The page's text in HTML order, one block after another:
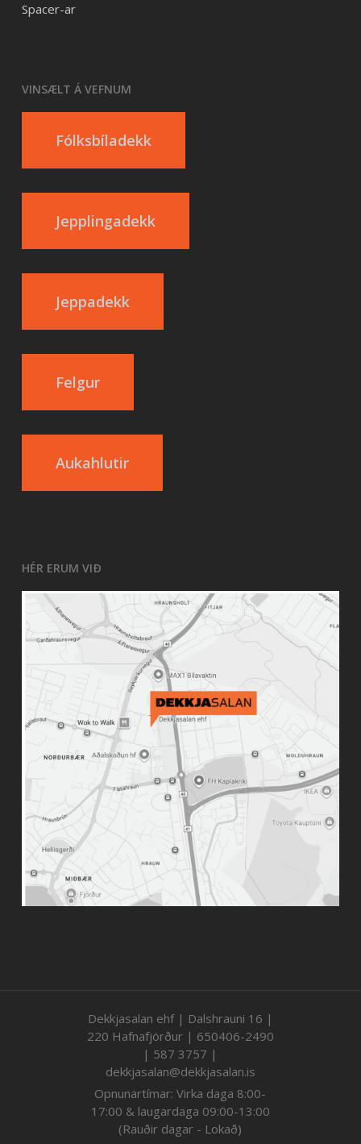
Spacer-ar
VINSÆLT Á VEFNUM
Fólksbíladekk
Jepplingadekk
Jeppadekk
Felgur
Aukahlutir
HÉR ERUM VIÐ
Dekkjasalan ehf | Dalshrauni 16 |
220 Hafnafjörður | 650406-2490
| 587 3757 |
dekkjasalan@dekkjasalan.is
Opnunartímar: Virka daga 8:00-
17:00 & laugardaga 09:00-13:00
(Rauðir dagar - Lokað)